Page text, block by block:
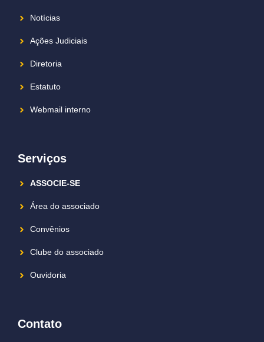
Notícias
Ações Judiciais
Diretoria
Estatuto
Webmail interno
Serviços
ASSOCIE-SE
Área do associado
Convênios
Clube do associado
Ouvidoria
Contato